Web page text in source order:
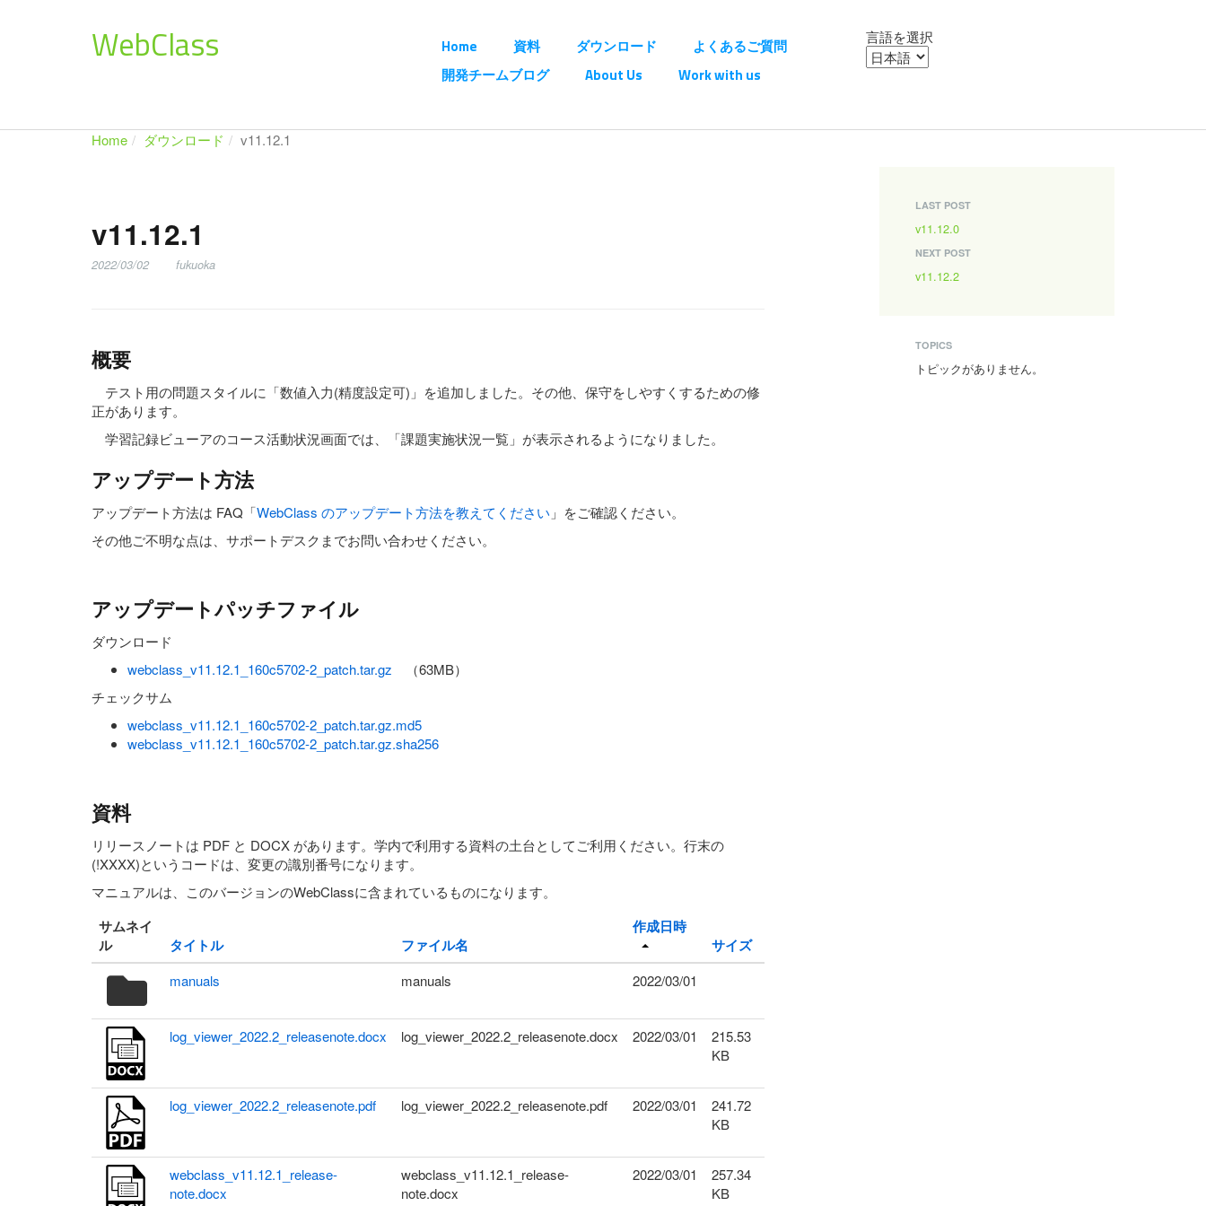
WebClass Home 資料 ダウンロード
よくあるご質問
開発チームブログ
About Us Work with us
言語を選択
Home ダウンロード v11.12.1
v11.12.1
2022/03/02 fukuoka
概要
テスト用の問題スタイルに「数値入力(精度設定可)」を追加しました。その他、保守をしやすくするための修
正があります。
学習記録ビューアのコース活動状況画面では、「課題実施状況一覧」が表示されるようになりました。
アップデート方法
アップデート方法は FAQ「WebClass のアップデート方法を教えてください 」をご確認ください。
その他ご不明な点は、サポートデスクまでお問い合わせください。
アップデートパッチファイル
ダウンロード
webclass_v11.12.1_160c5702-2_patch.tar.gz （63MB）
チェックサム
webclass_v11.12.1_160c5702-2_patch.tar.gz.md5
webclass_v11.12.1_160c5702-2_patch.tar.gz.sha256
資料
リリースノートは PDF と DOCX があります。学内で利用する資料の土台としてご利用ください。行末の
(!XXXX)というコードは、変更の識別番号になります。
マニュアルは、このバージョンのWebClassに含まれているものになります。
サムネイ
ル
タイトル ファイル名
作成日時
サイズ
ル
コ
manuals manuals 2022/03/01
log_viewer_2022.2_releasenote.docx log_viewer_2022.2_releasenote.docx 2022/03/01
215.53
KB
log_viewer_2022.2_releasenote.pdf log_viewer_2022.2_releasenote.pdf 2022/03/01
241.72
KB
webclass_v11.12.1_release-
note.docx
webclass_v11.12.1_release-
note.docx
2022/03/01
257.34
KB
LAST POST
v11.12.0
NEXT POST
v11.12.2
TOPICS
トピックがありません。